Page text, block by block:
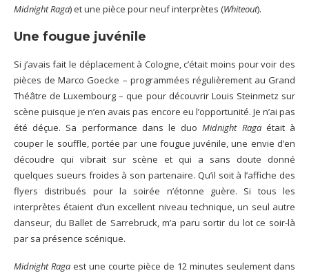
Midnight Raga) et une pièce pour neuf interprètes (Whiteout).
Une fougue juvénile
Si j’avais fait le déplacement à Cologne, c’était moins pour voir des
pièces de Marco Goecke – programmées régulièrement au Grand
Théâtre de Luxembourg – que pour découvrir Louis Steinmetz sur
scène puisque je n’en avais pas encore eu l’opportunité. Je n’ai pas
été déçue. Sa performance dans le duoMidnight Ragaétait à
couper le souffle, portée par une fougue juvénile, une envie d’en
découdre qui vibrait sur scène et qui a sans doute donné
quelques sueurs froides à son partenaire. Qu’il soit à l’affiche des
flyers distribués pour la soirée n’étonne guère. Si tous les
interprètes étaient d’un excellent niveau technique, un seul autre
danseur, du Ballet de Sarrebruck, m’a paru sortir du lot ce soir-là
par sa présence scénique.
Midnight Raga est une courte pièce de 12 minutes seulement dans